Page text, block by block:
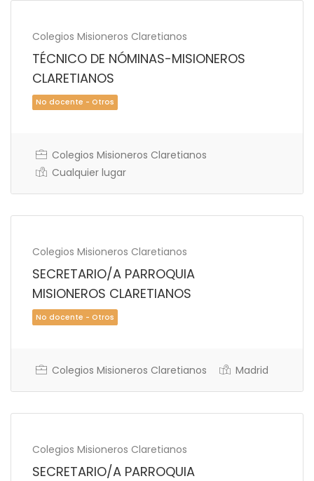
No docente - Otros
Colegios Misioneros Claretianos
TÉCNICO DE NÓMINAS-MISIONEROS
CLARETIANOS
Colegios Misioneros Claretianos
Cualquier lugar
Colegios Misioneros Claretianos
SECRETARIO/A PARROQUIA
MISIONEROS CLARETIANOS
Colegios Misioneros Claretianos Madrid
Colegios Misioneros Claretianos
SECRETARIO/A PARROQUIA